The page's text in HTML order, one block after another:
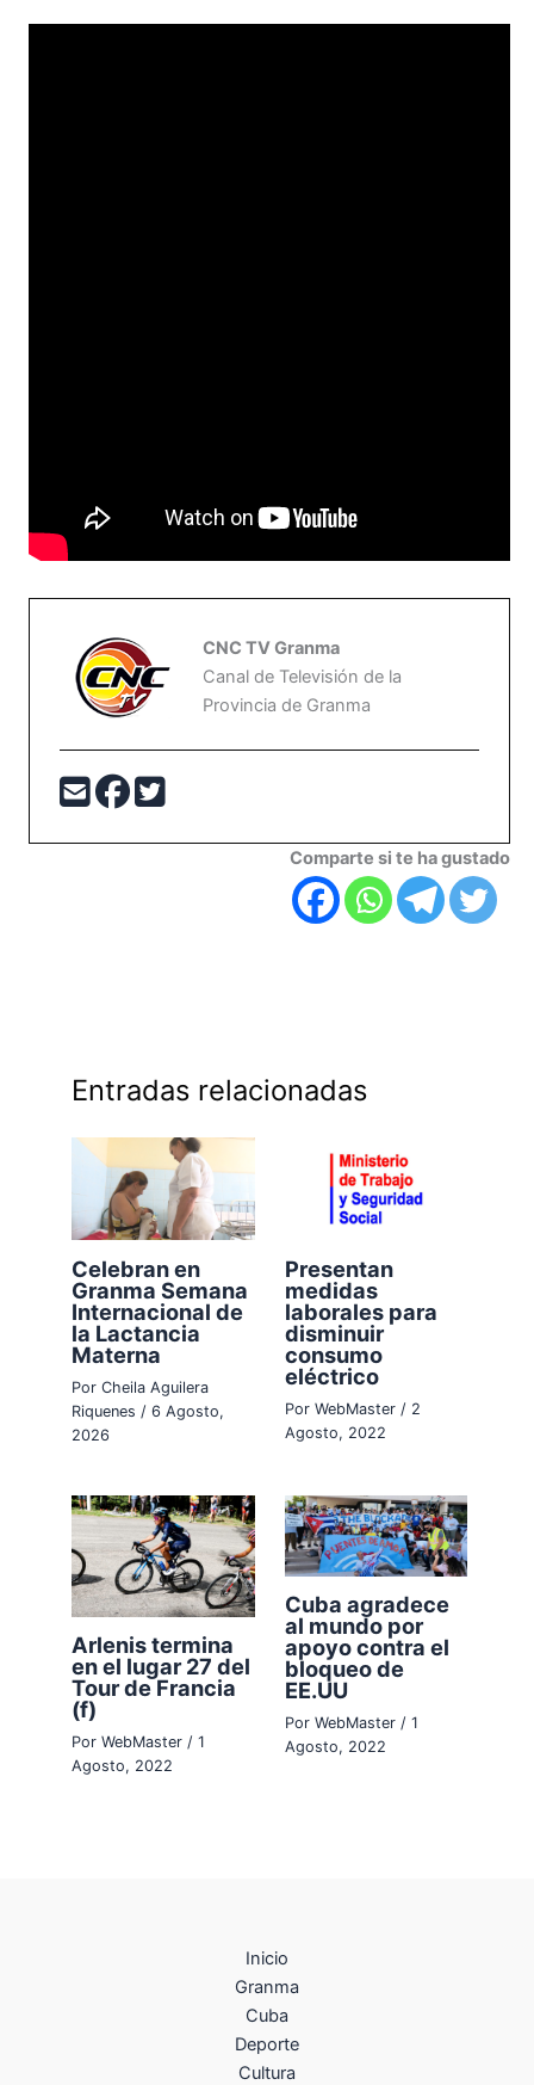
CNC TV Granma
Canal de Televisión de la
Provincia de Granma
Comparte si te ha gustado
Entradas relacionadas
Celebran en
Granma Semana
Internacional de
la Lactancia
Materna
PorCheila Aguilera
Riquenes/6 Agosto,
2026
Presentan
medidas
laborales para
disminuir
consumo
eléctrico
Por WebMaster / 2
Agosto, 2022
Arlenis termina
en el lugar 27 del
Tour de Francia
(f)
PorWebMaster/1
Agosto, 2022
Cuba agradece
al mundo por
apoyo contra el
bloqueo de
EE.UU
Por WebMaster / 1
Agosto, 2022
Inicio
Granma
Cuba
Deporte
Cultura